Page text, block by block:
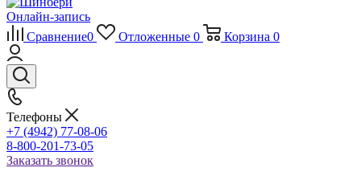
Онлайн-запись
Сравнение0 Отложенные 0 Корзина 0
Телефоны
+7 (4942) 77-08-06
8-800-201-73-05
Заказать звонок